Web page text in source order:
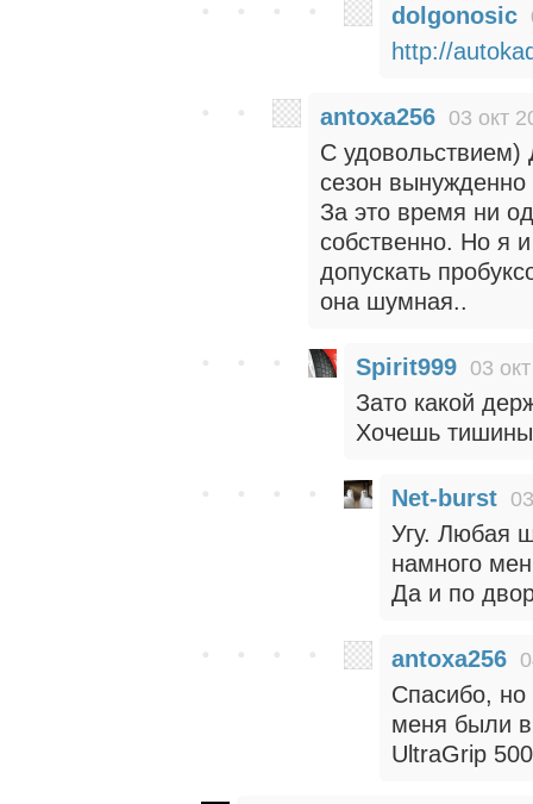
dolgonosic
http://
antoxa256 03 окт
С удовольствием)
сезон
За это время ни
собственно. Но я
допускать
она шумная..
Spirit999 03
Зато какой
Хочешь
Net-burst
Угу. Любая
намного
Да и по
antoxa256
Спасибо,
меня были
UltraGrip